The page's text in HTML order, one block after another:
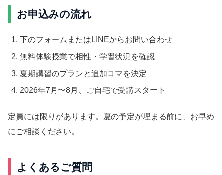
お申込みの流れ
下のフォームまたはLINEからお問い合わせ
無料体験授業で相性・学習状況を確認
夏期講習のプランと追加コマを決定
2026年7月〜8月、ご自宅で受講スタート
定員には限りがあります。夏の予定が埋まる前に、お早め
にご相談ください。
よくあるご質問